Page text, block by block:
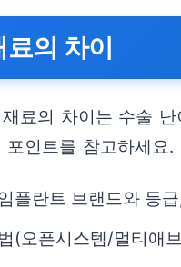
의 차이
료의 차이는 수술
인트를 참고하세요.
플란트 브랜드와 등
(오픈시스템/멀티애